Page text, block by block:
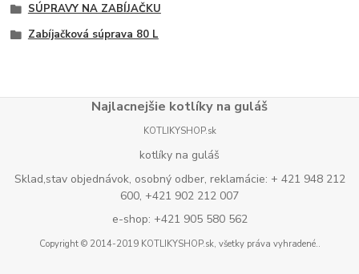
SÚPRAVY NA ZABÍJAČKU
Zabíjačková súprava 80 L
Najlacnejšie kotlíky na guláš
KOTLIKYSHOP.sk
kotlíky na guláš
Sklad,stav objednávok, osobný odber, reklamácie: + 421 948 212
600, +421 902 212 007
e-shop: +421 905 580 562
Copyright © 2014-2019 KOTLIKYSHOP.sk, všetky práva vyhradené..